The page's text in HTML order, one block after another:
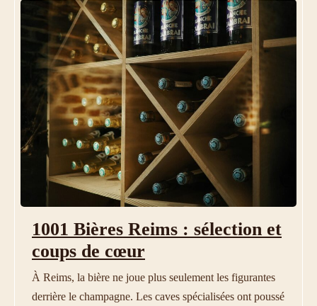
1001 Bières Reims : sélection et
coups de cœur
À Reims, la bière ne joue plus seulement les figurantes
derrière le champagne. Les caves spécialisées ont poussé